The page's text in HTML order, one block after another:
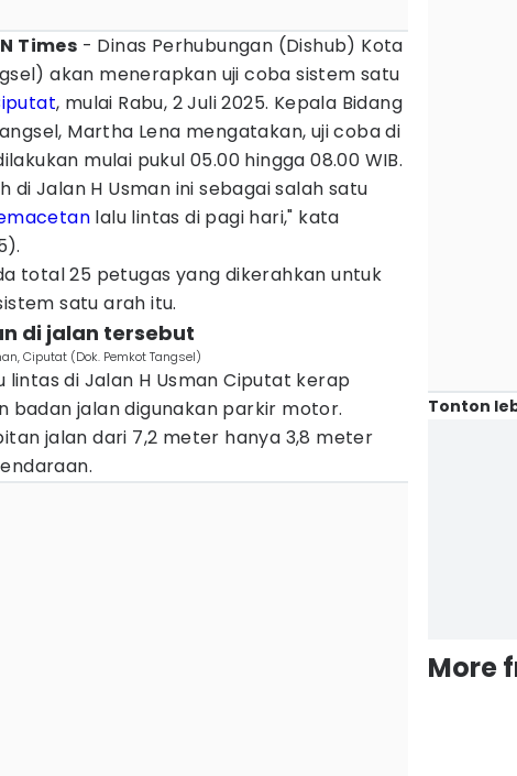
Times - Dinas Perhubungan (Dishub) Kota
akan menerapkan uji coba sistem satu
, mulai Rabu, 2 Juli 2025. Kepala Bidang
Martha Lena mengatakan, uji coba di
mulai pukul 05.00 hingga 08.00 WIB.
di Jalan H Usman ini sebagai salah satu
lalu lintas di pagi hari," kata
total 25 petugas yang dikerahkan untuk
satu arah itu.
di jalan tersebut
Ciputat (Dok. Pemkot Tangsel)
di Jalan H Usman Ciputat kerap
badan jalan digunakan parkir motor.
jalan dari 7,2 meter hanya 3,8 meter
Tonton
More